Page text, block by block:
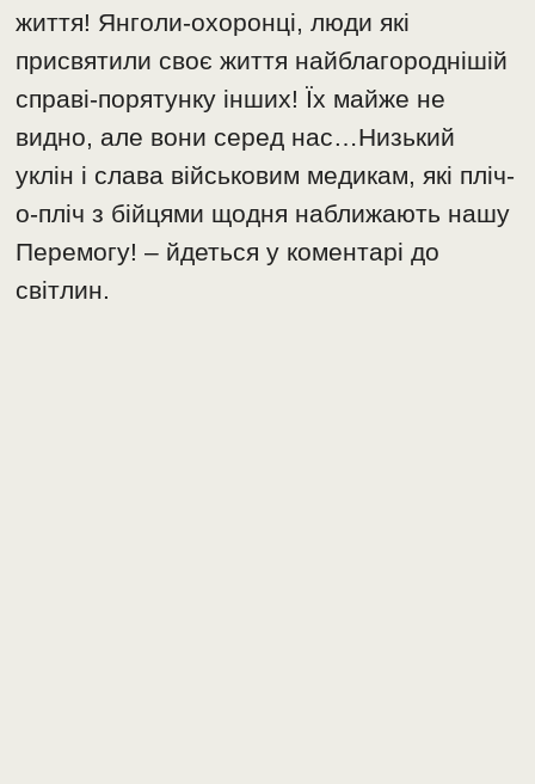
життя! Янголи-охоронці, люди які
присвятили своє життя найблагороднішій
справі-порятунку інших! Їх майже не
видно, але вони серед нас…Низький
уклін і слава військовим медикам, які пліч-
о-пліч з бійцями щодня наближають нашу
Перемогу! – йдеться у коментарі до
світлин.